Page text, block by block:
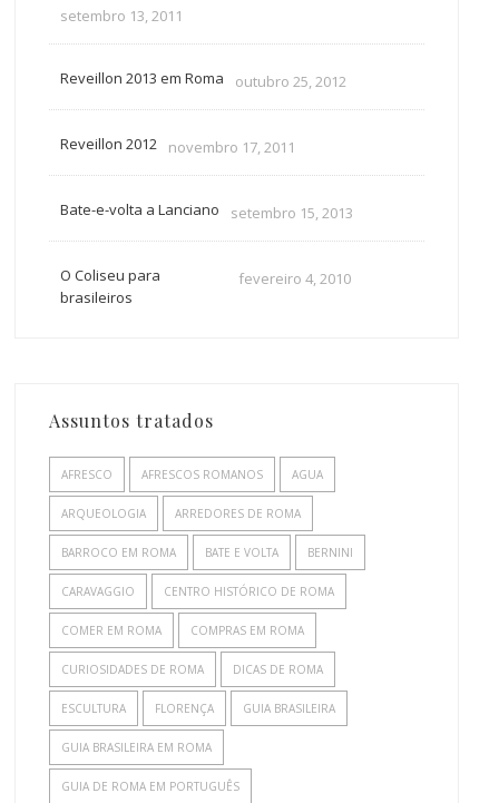
setembro 13, 2011
Reveillon 2013 em Roma outubro 25, 2012
Reveillon 2012 novembro 17, 2011
Bate-e-volta a Lanciano setembro 15, 2013
O Coliseu para
brasileiros
fevereiro 4, 2010
Assuntos tratados
AFRESCO AFRESCOS ROMANOS AGUA
ARQUEOLOGIA ARREDORES DE ROMA
BARROCO EM ROMA BATE E VOLTA BERNINI
CARAVAGGIO CENTRO HISTÓRICO DE ROMA
COMER EM ROMA COMPRAS EM ROMA
CURIOSIDADES DE ROMA DICAS DE ROMA
ESCULTURA FLORENÇA GUIA BRASILEIRA
GUIA BRASILEIRA EM ROMA
GUIA DE ROMA EM PORTUGUÊS